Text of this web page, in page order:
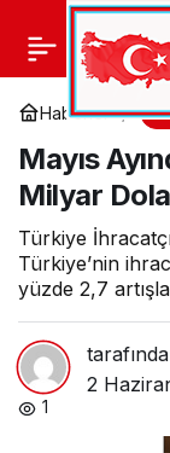
Haberler
Mayıs
Milyar
Türkiye
Türkiye’nin
yüzde 2,7
2
1
Deri
vatandaşlara
“Kurbanınızın
derisine de